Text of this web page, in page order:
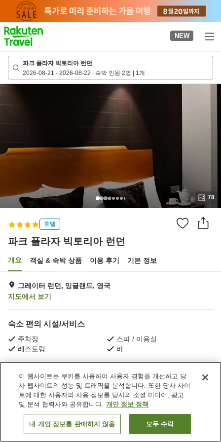
page
NEW
파크 플라자 빅토리아 런던
2026-08-21 - 2026-08-22 | 숙박 인원 2명 | 1개
78
호텔
파크 플라자 빅토리아 런던
개요 객실 & 숙박 상품 이용 후기 기본 정보
그레이터 런던, 잉글랜드, 영국
지도에서 보기
숙소 편의 시설/서비스
주차장
스파 / 미용실
레스토랑
바
영국 잉글랜드 그레이터 런던 파크 플라자 빅토리아 런던
객실 보기
이 웹사이트는 쿠키를 사용하여 사용자 경험을 개선하고 당
사 웹사이트의 성능 및 트래픽을 분석합니다. 또한 당사 사이
트에 대한 사용자의 사용 정보를 당사의 소셜 미디어, 광고
및 분석 협력사와 공유합니다. 개인 정보 정책
내 개인 정보를 판매하지 않음 모두 수락